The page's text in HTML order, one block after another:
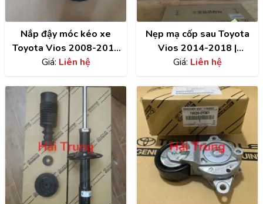
Nắp đậy móc kéo xe
Toyota Vios 2008-2018
giá rẻ
Giá: Liên hệ
Nẹp mạ cốp sau Toyota
Vios 2014-2018 |
768010D280
Giá: Liên hệ